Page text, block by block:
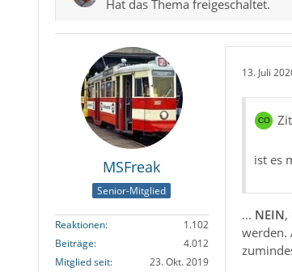
Hat das Thema freigeschaltet.
MSFreak
Senior-Mitglied
Reaktionen
1.102
Beiträge
4.012
Mitglied seit
23. Okt. 2019
13. Juli
ist es
... NEIN,
werden.